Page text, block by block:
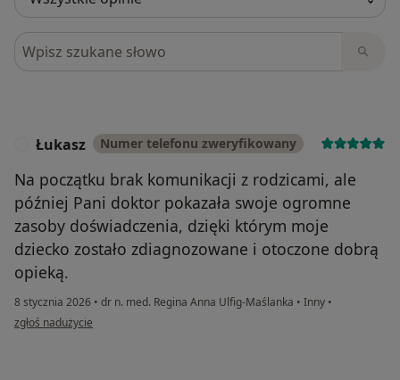
Szukaj w opiniach
Łukasz Numer telefonu zweryfikowany
Na początku brak komunikacji z rodzicami, ale
później Pani doktor pokazała swoje ogromne
zasoby doświadczenia, dzięki którym moje
dziecko zostało zdiagnozowane i otoczone dobrą
opieką.
8 stycznia 2026 • dr n. med. Regina Anna Ulfig-Maślanka • Inny •
w opinii użytkownika Łukasz
zgłoś nadużycie